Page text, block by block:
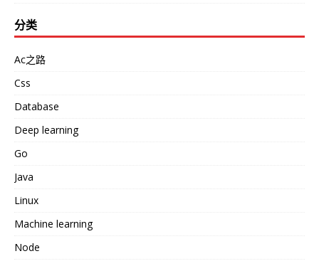
分类
Ac之路
Css
Database
Deep learning
Go
Java
Linux
Machine learning
Node